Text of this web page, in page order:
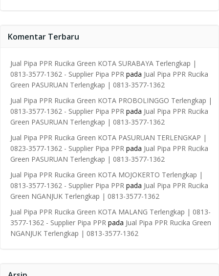
Komentar Terbaru
Jual Pipa PPR Rucika Green KOTA SURABAYA Terlengkap |
0813-3577-1362 - Supplier Pipa PPR pada Jual Pipa PPR Rucika
Green PASURUAN Terlengkap | 0813-3577-1362
Jual Pipa PPR Rucika Green KOTA PROBOLINGGO Terlengkap |
0813-3577-1362 - Supplier Pipa PPR pada Jual Pipa PPR Rucika
Green PASURUAN Terlengkap | 0813-3577-1362
Jual Pipa PPR Rucika Green KOTA PASURUAN TERLENGKAP |
0823-3577-1362 - Supplier Pipa PPR pada Jual Pipa PPR Rucika
Green PASURUAN Terlengkap | 0813-3577-1362
Jual Pipa PPR Rucika Green KOTA MOJOKERTO Terlengkap |
0813-3577-1362 - Supplier Pipa PPR pada Jual Pipa PPR Rucika
Green NGANJUK Terlengkap | 0813-3577-1362
Jual Pipa PPR Rucika Green KOTA MALANG Terlengkap | 0813-
3577-1362 - Supplier Pipa PPR pada Jual Pipa PPR Rucika Green
NGANJUK Terlengkap | 0813-3577-1362